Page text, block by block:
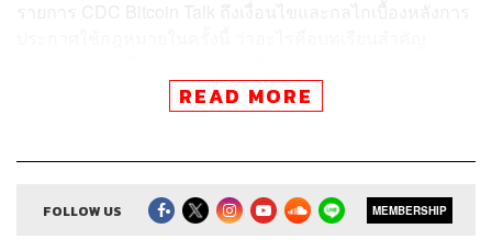
ผ่านแอปพลิเคชันต่างๆ ที่คุณสะดวกหรือใช้อยู่แล้วได้เลย
READ MORE
FOLLOW US MEMBERSHIP